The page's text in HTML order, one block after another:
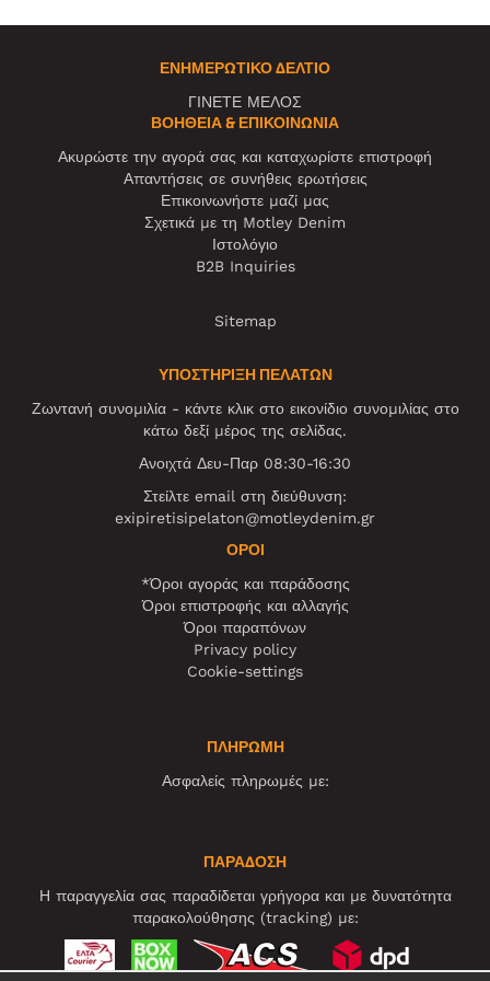
ΕΝΗΜΕΡΩΤΙΚΌ ΔΕΛΤΊΟ
ΓΙΝΕΤΕ ΜΕΛΟΣ
ΒΟΉΘΕΙΑ & ΕΠΙΚΟΙΝΩΝΊΑ
Ακυρώστε την αγορά σας και καταχωρίστε επιστροφή
Απαντήσεις σε συνήθεις ερωτήσεις
Επικοινωνήστε μαζί μας
Σχετικά με τη Motley Denim
Ιστολόγιο
B2B Inquiries
Sitemap
ΥΠΟΣΤΗΡΙΞΗ ΠΕΛΑΤΩΝ
Ζωντανή συνομιλία - κάντε κλικ στο εικονίδιο συνομιλίας στο
κάτω δεξί μέρος της σελίδας.
Ανοιχτά Δευ-Παρ 08:30-16:30
Στείλτε email στη διεύθυνση:
exipiretisipelaton@motleydenim.gr
ΌΡΟΙ
*Όροι αγοράς και παράδοσης
Όροι επιστροφής και αλλαγής
Όροι παραπόνων
Privacy policy
Cookie-settings
ΠΛΗΡΩΜΗ
Ασφαλείς πληρωμές με:
ΠΑΡΑΔΟΣΗ
Η παραγγελία σας παραδίδεται γρήγορα και με δυνατότητα
παρακολούθησης (tracking) με: